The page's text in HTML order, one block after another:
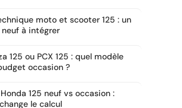
moto et scooter 125 : un
à intégrer
125 ou PCX 125 : quel modèle
occasion ?
125 neuf vs occasion :
le calcul